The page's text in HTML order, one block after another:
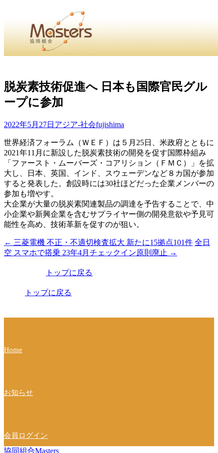
せ・
・Home・ ・理 念・ ・沿 革・ ・組織図・ ・会
協同組合Masters／
国土交通省・経済産業省・農林水産省・厚生労働省 認可
Masters組合員ログイン
脱炭素技術促進へ 日本も国際官民グル
ープに参加
2022年5月27日 アジア-社会fujishima
世界経済フォーラム（ＷＥＦ）は５月25日、米政府とともに
2021年11月に新設した脱炭素技術の開発を促す国際枠組み
「ファースト・ムーバーズ・コアリション（ＦＭＣ）」を拡
大し、日本、英国、インド、スウェーデンなど８カ国が参加
すると発表した。創設時には30社ほどだった企業メンバーの
参加も増やす。
大企業が大量の脱炭素関連製品の調達を予告することで、中
小企業や新興企業を含むサプライヤー側の開発意欲や予見可
能性を高め、技術革新を促すのが狙い。
投
稿
ョ
← 三菱電機 不正・不適切検査拡大 新たに15拠点101件 全日
空 スマホで搭乗 23年4月チェックイン原則廃止 →
トップに戻る
トップに戻る
Home
お知らせ
会員ログイン
協同組合Masters